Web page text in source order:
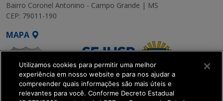
Bairro Coronel Antonino - Campo Grande | MS
CEP: 79011-190
MAPA
Utilizamos cookies para permitir uma melhor
experiência em nosso website e para nos ajudar a
compreender quais informações são mais úteis e
relevantes para você. Conforme Decreto Estadual